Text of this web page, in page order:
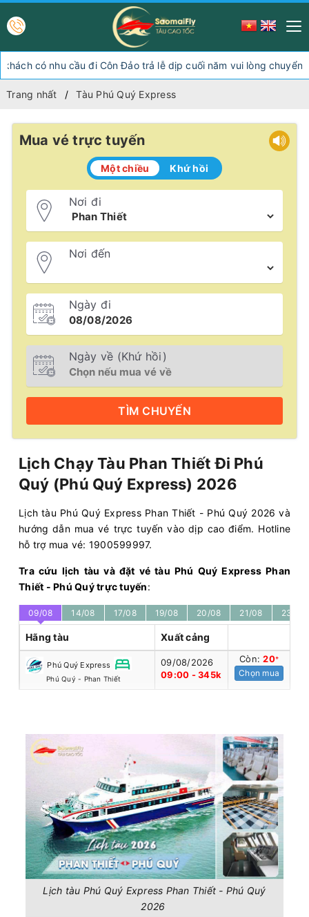
có nhu cầu đi Côn Đảo trả lễ dịp cuối năm vui lòng chuyển
Trang nhất Tàu Phú Quý Express
Mua vé trực tuyến
Một chiều Khứ hồi
Nơi đi
Nơi đến
Ngày đi
Ngày về (Khứ hồi)
TÌM CHUYẾN
Lịch Chạy Tàu Phan Thiết Đi Phú
Quý (Phú Quý Express) 2026
Lịch tàu Phú Quý Express Phan Thiết - Phú Quý 2026 và
hướng dẫn mua vé trực tuyến vào dịp cao điểm. Hotline
hỗ trợ mua vé: 1900599997.
Tra cứu lịch tàu và đặt vé tàu Phú Quý Express Phan
Thiết - Phú Quý trực tuyến:
09/08 14/08 17/08 19/08 20/08 21/08 23/08
Hãng tàu Xuất cảng
Phú Quý Express
Phú Quý - Phan Thiết
09/08/2026
09:00 - 345k
Còn:20+
Chọn mua
Lịch tàu Phú Quý Express Phan Thiết - Phú Quý
2026